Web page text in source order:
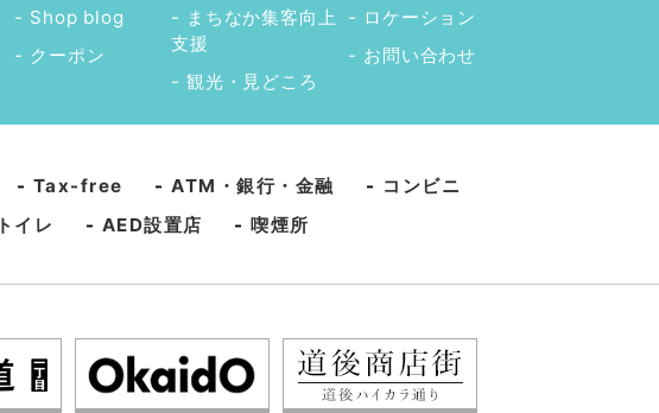
Shop blog
クーポン
まちなか集客向上
支援
観光・見どころ
ロケーション
お問い合わせ
- Tax-free - ATM・銀行・金融 - コンビニ
トイレ - AED設置店 - 喫煙所